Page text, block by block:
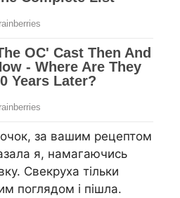
за вашим рецептом
я, намагаючись
Свекруха тільки
поглядом і пішла.